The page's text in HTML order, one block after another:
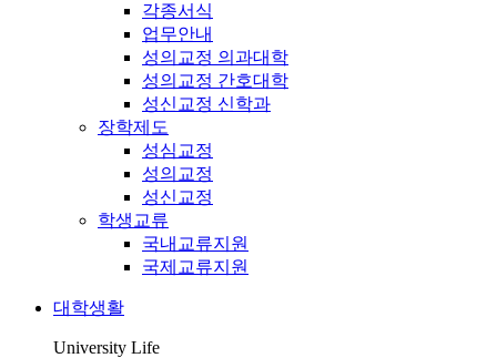
각종서식
업무안내
성의교정 의과대학
성의교정 간호대학
성신교정 신학과
장학제도
성심교정
성의교정
성신교정
학생교류
국내교류지원
국제교류지원
대학생활
University Life